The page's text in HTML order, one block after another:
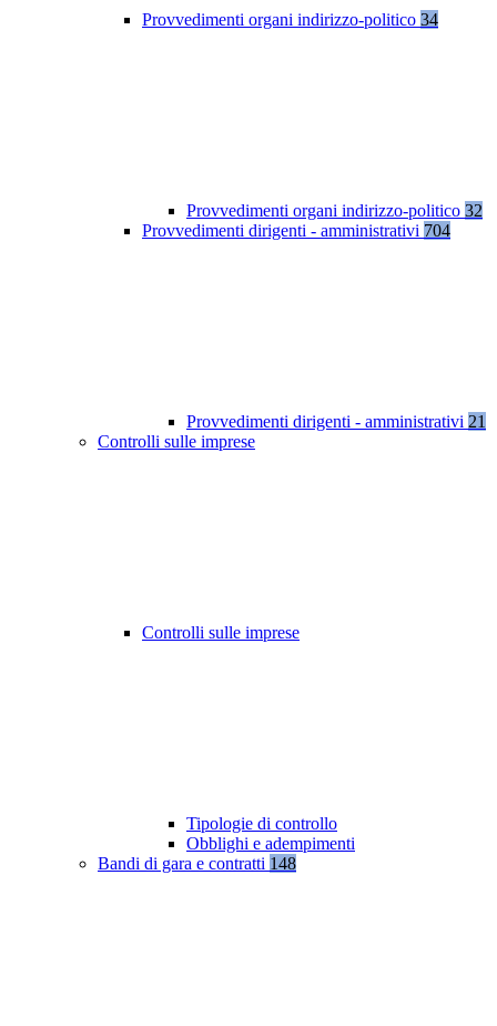
Provvedimenti organi indirizzo-politico 34
Provvedimenti organi indirizzo-politico 32
Provvedimenti dirigenti - amministrativi 704
Provvedimenti dirigenti - amministrativi 21
Controlli sulle imprese
Controlli sulle imprese
Tipologie di controllo
Obblighi e adempimenti
Bandi di gara e contratti 148